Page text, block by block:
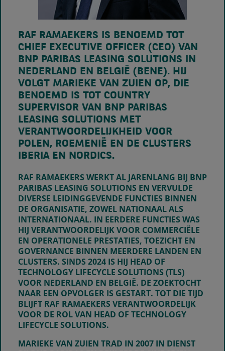
RAF RAMAEKERS IS BENOEMD TOT
CHIEF EXECUTIVE OFFICER (CEO) VAN
BNP PARIBAS LEASING SOLUTIONS IN
NEDERLAND EN BELGIË (BENE). HIJ
VOLGT MARIEKE VAN ZUIEN OP, DIE
BENOEMD IS TOT COUNTRY
SUPERVISOR VAN BNP PARIBAS
LEASING SOLUTIONS MET
VERANTWOORDELIJKHEID VOOR
POLEN, ROEMENIË EN DE CLUSTERS
IBERIA EN NORDICS.
RAF RAMAEKERS WERKT AL JARENLANG BIJ BNP
PARIBAS LEASING SOLUTIONS EN VERVULDE
DIVERSE LEIDINGGEVENDE FUNCTIES BINNEN
DE ORGANISATIE, ZOWEL NATIONAAL ALS
INTERNATIONAAL. IN EERDERE FUNCTIES WAS
HIJ VERANTWOORDELIJK VOOR COMMERCIËLE
EN OPERATIONELE PRESTATIES, TOEZICHT EN
GOVERNANCE BINNEN MEERDERE LANDEN EN
CLUSTERS. SINDS 2024 IS HIJ HEAD OF
TECHNOLOGY LIFECYCLE SOLUTIONS (TLS)
VOOR NEDERLAND EN BELGIË. DE ZOEKTOCHT
NAAR EEN OPVOLGER IS GESTART. TOT DIE TIJD
BLIJFT RAF RAMAEKERS VERANTWOORDELIJK
VOOR DE ROL VAN HEAD OF TECHNOLOGY
LIFECYCLE SOLUTIONS.
MARIEKE VAN ZUIEN TRAD IN 2007 IN DIENST